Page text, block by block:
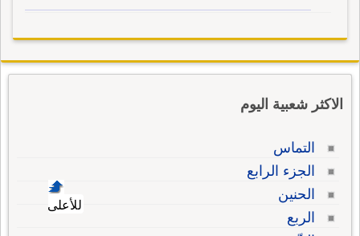
الاكثر شعبية اليوم
التماس
الجزء الرابع
الحنين
الربع
للأعلى